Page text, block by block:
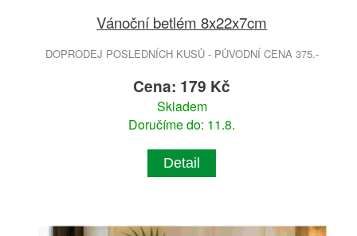
Vánoční betlém 8x22x7cm
DOPRODEJ POSLEDNÍCH KUSŮ - PŮVODNÍ CENA 375.-
Cena: 179 Kč
Skladem
Doručíme do: 11.8.
Detail